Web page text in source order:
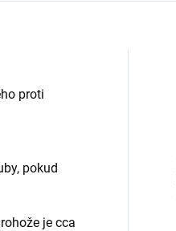
proti
pokud
je cca